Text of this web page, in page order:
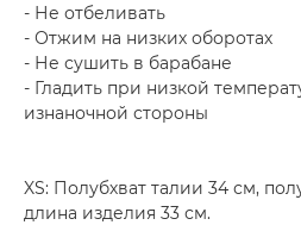
- Не отбеливать
- Отжим на низких оборотах
- Не сушить в барабане
- Гладить при низкой
изнаночной стороны
XS: Полубхват талии 34 см,
длина изделия 33 см.